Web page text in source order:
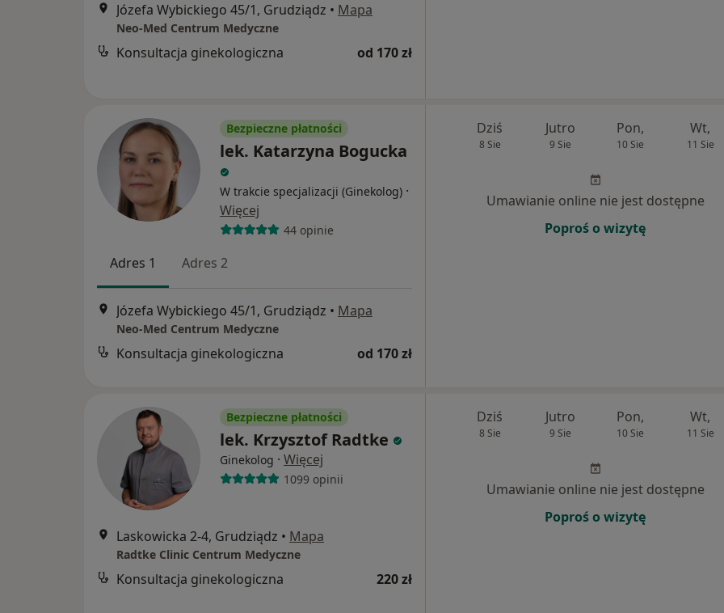
Józefa Wybickiego 45/1, Grudziądz • Mapa
Neo-Med Centrum Medyczne
Konsultacja ginekologiczna od 170 zł
Bezpieczne płatności
lek. Katarzyna Bogucka
W trakcie specjalizacji (Ginekolog) ·
Więcej
44 opinie
Adres 1 Adres 2
Józefa Wybickiego 45/1, Grudziądz • Mapa
Neo-Med Centrum Medyczne
Konsultacja ginekologiczna od 170 zł
Dziś
8 Sie
Jutro
9 Sie
Pon,
10 Sie
Wt,
11 Sie
Umawianie online nie jest dostępne
Poproś o wizytę
Bezpieczne płatności
lek. Krzysztof Radtke
Ginekolog · Więcej
1099 opinii
Laskowicka 2-4, Grudziądz • Mapa
Radtke Clinic Centrum Medyczne
Konsultacja ginekologiczna 220 zł
Dziś
8 Sie
Jutro
9 Sie
Pon,
10 Sie
Wt,
11 Sie
Umawianie online nie jest dostępne
Poproś o wizytę